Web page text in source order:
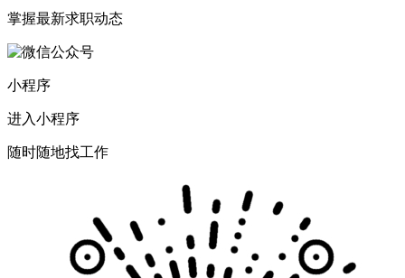
掌握最新求职动态
小程序
进入小程序
随时随地找工作